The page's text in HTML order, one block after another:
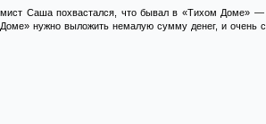
Саша похвастался, что бывал в «Тихом Доме» —
нужно выложить немалую сумму денег, и очень